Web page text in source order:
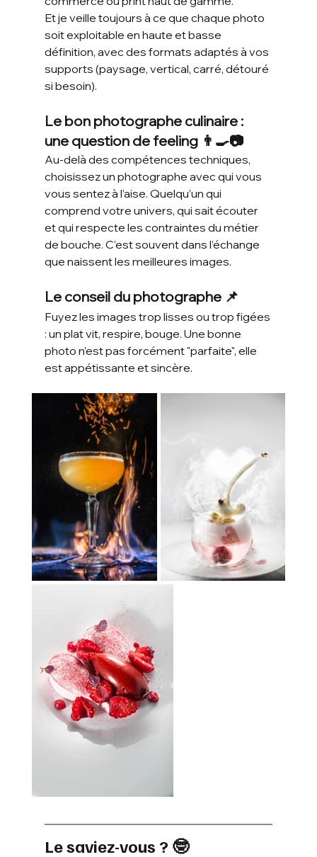
Et je veille toujours à ce que chaque photo
soit exploitable en haute et basse
définition, avec des formats adaptés à vos
supports (paysage, vertical, carré, détouré
si besoin).
Le bon photographe culinaire :
une question de feeling 👨‍🍳📷
Au-delà des compétences techniques,
choisissez un photographe avec qui vous
vous sentez à l’aise. Quelqu’un qui
comprend votre univers, qui sait écouter
et qui respecte les contraintes du métier
de bouche. C’est souvent dans l’échange
que naissent les meilleures images.
Le conseil du photographe 📌
Fuyez les images trop lisses ou trop figées
: un plat vit, respire, bouge. Une bonne
photo n’est pas forcément "parfaite", elle
est appétissante et sincère.
Le saviez-vous ? 🤓